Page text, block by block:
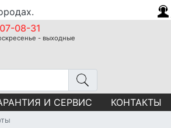
08-31
- выходные
И СЕРВИС КОНТАКТЫ